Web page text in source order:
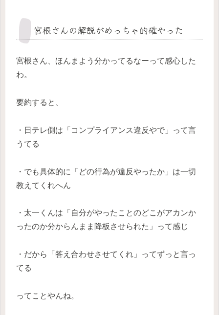
宮根さんの解説がめっちゃ的確やった
宮根さん、ほんまよう分かってるなーって感心した
わ。
要約すると、
・日テレ側は「コンプライアンス違反やで」って言
うてる
・でも具体的に「どの行為が違反やったか」は一切
教えてくれへん
・太一くんは「自分がやったことのどこがアカンか
ったのか分からんまま降板させられた」って感じ
・だから「答え合わせさせてくれ」ってずっと言っ
てる
ってことやんね。